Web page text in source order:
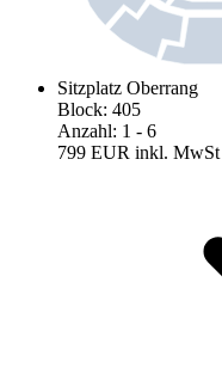
Sitzplatz Oberrang
Block: 405
Anzahl: 1 - 6
799 EUR inkl. MwSt